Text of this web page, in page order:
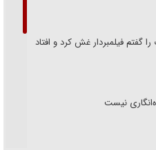
گفتم فیلمبردار غش کرد و افتاد
نیست